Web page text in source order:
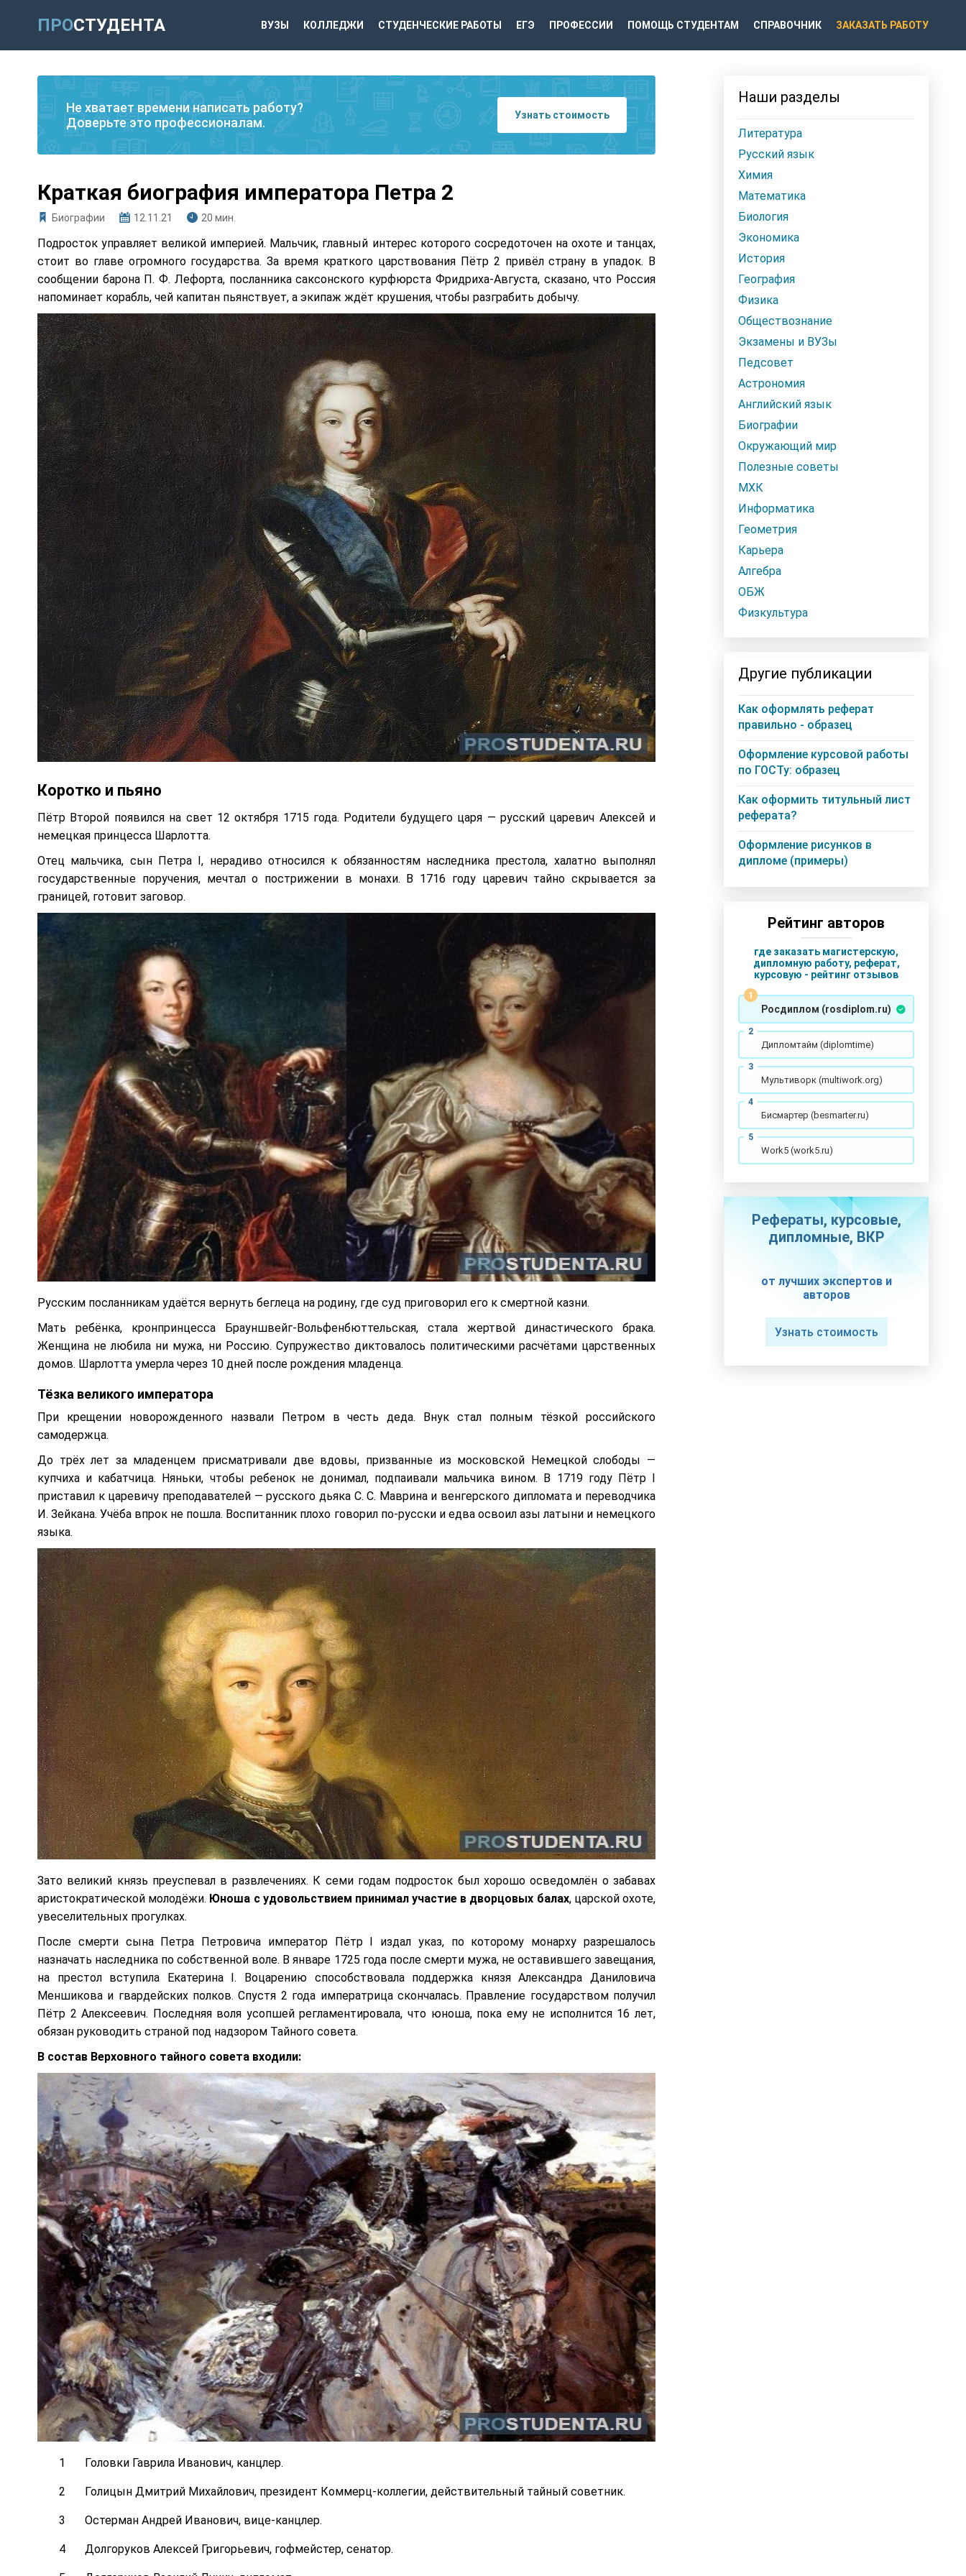
ПРОСТУДЕНТА ВУЗЫ КОЛЛЕДЖИ СТУДЕНЧЕСКИЕ РАБОТЫ ЕГЭ ПРОФЕССИИ ПОМОЩЬ СТУДЕНТАМ СПРАВОЧНИК ЗАКАЗАТЬ РАБОТУ
Не хватает времени написать работу?
Доверьте это профессионалам.
Узнать стоимость
Краткая биография императора Петра 2
Биографии 12.11.21 20 мин.
Подросток управляет великой империей. Мальчик, главный интерес которого сосредоточен на охоте и танцах,
стоит во главе огромного государства. За время краткого царствования Пётр 2 привёл страну в упадок. В
сообщении барона П. Ф. Лефорта, посланника саксонского курфюрста Фридриха-Августа, сказано, что Россия
напоминает корабль, чей капитан пьянствует, а экипаж ждёт крушения, чтобы разграбить добычу.
Коротко и пьяно
Пётр Второй появился на свет 12 октября 1715 года. Родители будущего царя — русский царевич Алексей и
немецкая принцесса Шарлотта.
Отец мальчика, сын Петра I, нерадиво относился к обязанностям наследника престола, халатно выполнял
государственные поручения, мечтал о пострижении в монахи. В 1716 году царевич тайно скрывается за
границей, готовит заговор.
Русским посланникам удаётся вернуть беглеца на родину, где суд приговорил его к смертной казни.
Мать ребёнка, кронпринцесса Брауншвейг-Вольфенбюттельская, стала жертвой династического брака.
Женщина не любила ни мужа, ни Россию. Супружество диктовалось политическими расчётами царственных
домов. Шарлотта умерла через 10 дней после рождения младенца.
Тёзка великого императора
При крещении новорожденного назвали Петром в честь деда. Внук стал полным тёзкой российского
самодержца.
До трёх лет за младенцем присматривали две вдовы, призванные из московской Немецкой слободы —
купчиха и кабатчица. Няньки, чтобы ребенок не донимал, подпаивали мальчика вином. В 1719 году Пётр I
приставил к царевичу преподавателей — русского дьяка С. С. Маврина и венгерского дипломата и переводчика
И. Зейкана. Учёба впрок не пошла. Воспитанник плохо говорил по-русски и едва освоил азы латыни и немецкого
языка.
Зато великий князь преуспевал в развлечениях. К семи годам подросток был хорошо осведомлён о забавах
аристократической молодёжи. Юноша с удовольствием принимал участие в дворцовых балах, царской охоте,
увеселительных прогулках.
После смерти сына Петра Петровича император Пётр I издал указ, по которому монарху разрешалось
назначать наследника по собственной воле. В январе 1725 года после смерти мужа, не оставившего завещания,
на престол вступила Екатерина I. Воцарению способствовала поддержка князя Александра Даниловича
Меншикова и гвардейских полков. Спустя 2 года императрица скончалась. Правление государством получил
Пётр 2 Алексеевич. Последняя воля усопшей регламентировала, что юноша, пока ему не исполнится 16 лет,
обязан руководить страной под надзором Тайного совета.
В состав Верховного тайного совета входили:
Головки Гаврила Иванович, канцлер.
Голицын Дмитрий Михайлович, президент Коммерц-коллегии, действительный тайный советник.
Остерман Андрей Иванович, вице-канцлер.
Долгоруков Алексей Григорьевич, гофмейстер, сенатор.
Наши разделы
Литература
Русский язык
Химия
Математика
Биология
Экономика
История
География
Физика
Обществознание
Экзамены и ВУЗы
Педсовет
Астрономия
Английский язык
Биографии
Окружающий мир
Полезные советы
МХК
Информатика
Геометрия
Карьера
Алгебра
ОБЖ
Физкультура
Другие публикации
Как оформлять реферат
правильно - образец
Оформление курсовой работы
по ГОСТу: образец
Как оформить титульный лист
реферата?
Оформление рисунков в
дипломе (примеры)
Рейтинг авторов
где заказать магистерскую,
дипломную работу, реферат,
курсовую - рейтинг отзывов
Росдиплом (rosdiplom.ru)
Дипломтайм (diplomtime)
Мультиворк (multiwork.org)
Бисмартер (besmarter.ru)
Work5 (work5.ru)
Рефераты, курсовые,
дипломные, ВКР
от лучших экспертов и
авторов
Узнать стоимость